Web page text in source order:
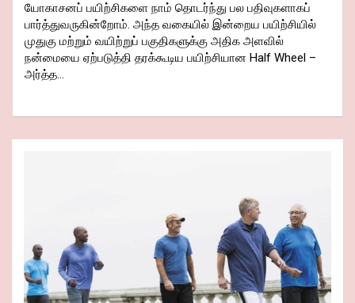
–
“யோகா” என்பது இந்தியாவில் உருவான ஒரு
நம் முன்னோர்களாகிய சான்றோர் மற்றும்
உருவாக்கப்பட்ட உடல் மற்றும் மனவளக்கலை
இன்றைய தினம் “யோகா” (Yoga) என்று சொல்லப்படும்